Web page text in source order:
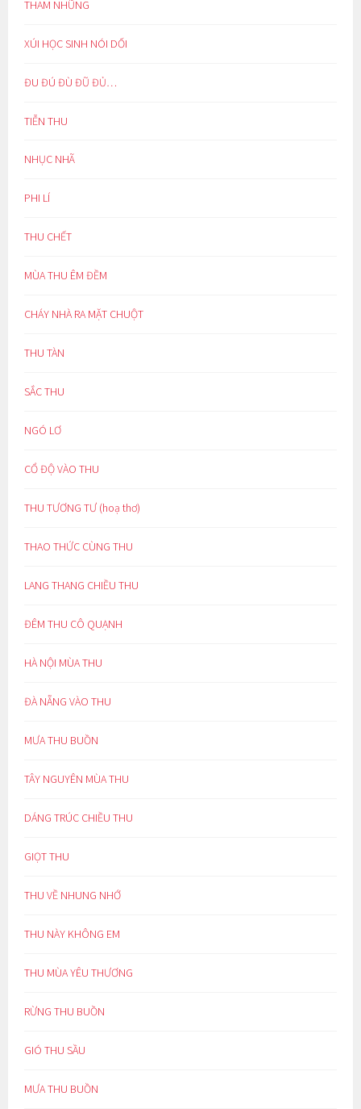
THAM NHŨNG
XÚI HỌC SINH NÓI DỐI
ĐU ĐÚ ĐÙ ĐŨ ĐỦ…
TIỄN THU
NHỤC NHÃ
PHI LÍ
THU CHẾT
MÙA THU ÊM ĐỀM
CHÁY NHÀ RA MẶT CHUỘT
THU TÀN
SẮC THU
NGÓ LƠ
CỔ ĐỘ VÀO THU
THU TƯƠNG TƯ (hoạ thơ)
THAO THỨC CÙNG THU
LANG THANG CHIỀU THU
ĐÊM THU CÔ QUẠNH
HÀ NỘI MÙA THU
ĐÀ NẴNG VÀO THU
MƯA THU BUỒN
TÂY NGUYÊN MÙA THU
DÁNG TRÚC CHIỀU THU
GIỌT THU
THU VỀ NHUNG NHỚ
THU NÀY KHÔNG EM
THU MÙA YÊU THƯƠNG
RỪNG THU BUỒN
GIÓ THU SẦU
MƯA THU BUỒN